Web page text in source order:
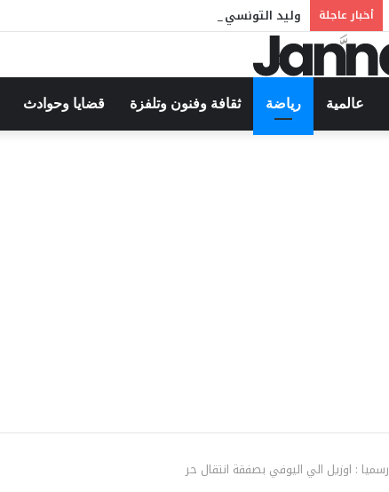
أخبار عاجلة وليد التونسي في مهرجان بوقرنين: سهرة تحتفي
عالمية رياضة ثقافة وفنون وتلفزة قضايا وحوادث
رسميا : اوزيل الي اليوفي بصفقة انتقال حر